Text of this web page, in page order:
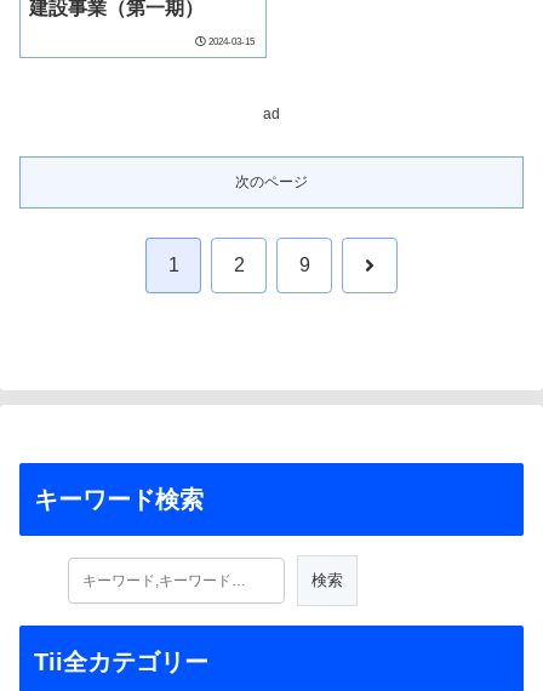
建設事業（第一期）
2024-03-15
ad
次のページ
1 2 9 次
キーワード検索
Tii全カテゴリー